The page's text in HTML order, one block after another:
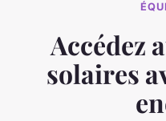
Accédez
solaires